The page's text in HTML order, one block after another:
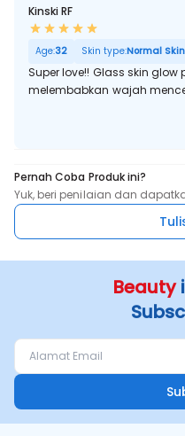
Kinski RF
Age:32 Skin type:Normal Skin
Super love!! Glass skin
melembabkan wajah
Pernah Coba Produk ini?
Yuk, beri penilaian dan
Beauty